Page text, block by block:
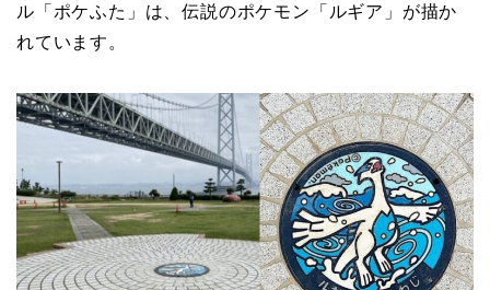
ル「ポケふた」は、伝説のポケモン「ルギア」が描か
れています。